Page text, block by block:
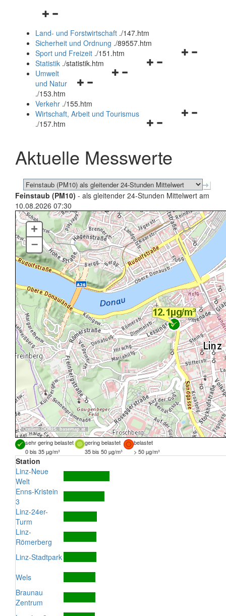
Navigationsmenü
und
schließen
Land- und Forstwirtschaft ./147.htm
Sicherheit und Ordnung ./89557.htm
Navigationsmenü
Sport und Freizeit ./151.htm
Navigationsmenü
Statistik ./statistik.htm
Navigationsmenü
und
schließen
Umwelt
und Natur
./153.htm
Verkehr ./155.htm
Navigationsmenü
schließen
Wirtschaft, Arbeit und Tourismus
./157.htm
Aktuelle Messwerte
Feinstaub (PM10) - als gleitender 24-Stunden Mittelwert am
10.08.2026 07:30
Quellen:DORIS, basemap.at
+
–
sehr gering belastet gering belastet
belastet
0 bis 35 µg/m³
35 bis 50 µg/m³ > 50 µg/m³
Station
Linz-Neue
Welt
Enns-Kristein
3
Linz-24er-
Turm
Linz-
Römerberg
Linz-Stadtpark
Wels
Braunau
Zentrum